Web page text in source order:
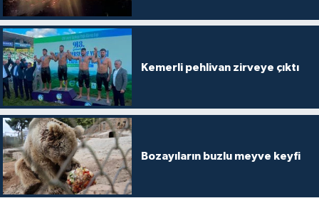
Kemerli pehlivan zirveye çıktı
Bozayıların buzlu meyve keyfi